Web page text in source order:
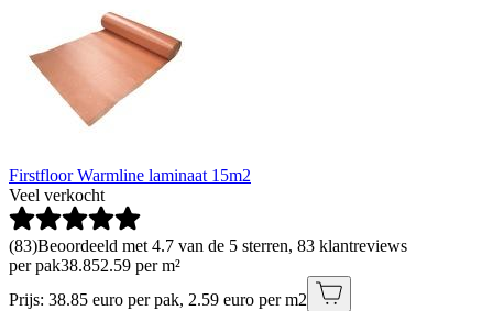
Firstfloor Warmline laminaat 15m2
Veel verkocht
(83)Beoordeeld met 4.7 van de 5 sterren, 83 klantreviews
per pak38.852.59 per m²
Prijs: 38.85 euro per pak, 2.59 euro per m2